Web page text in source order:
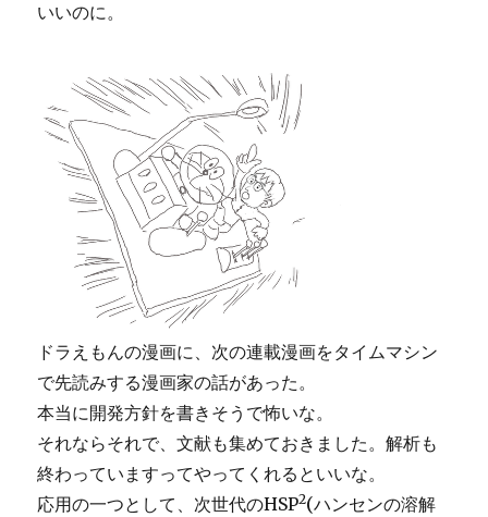
いいのに。
ドラえもんの漫画に、次の連載漫画をタイムマシン
で先読みする漫画家の話があった。
本当に開発方針を書きそうで怖いな。
それならそれで、文献も集めておきました。解析も
終わっていますってやってくれるといいな。
応用の一つとして、次世代のHSP2(ハンセンの溶解